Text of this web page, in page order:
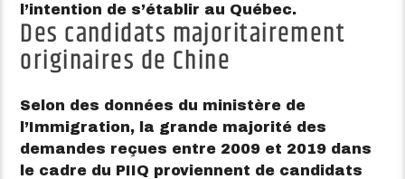
l’intention de s’établir au Québec.
Des candidats majoritairement
originaires de Chine
Selon des données du ministère de
l’Immigration, la grande majorité des
demandes reçues entre 2009 et 2019 dans
le cadre du PIIQ proviennent de candidats